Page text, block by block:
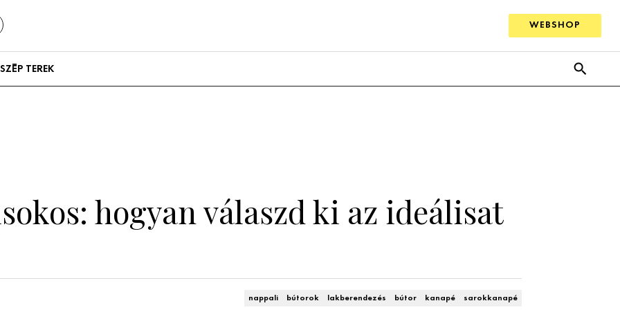
WEBSHOP
SZÉP TEREK
hogyan válaszd ki az ideálisat
nappali bútorok lakberendezés bútor kanapé sarokkanapé